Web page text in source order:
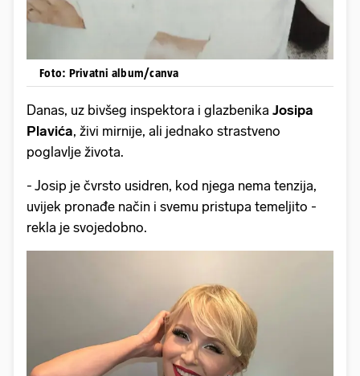
Foto: Privatni album/canva
Danas, uz bivšeg inspektora i glazbenika Josipa
Plavića, živi mirnije, ali jednako strastveno
poglavlje života.
- Josip je čvrsto usidren, kod njega nema tenzija,
uvijek pronađe način i svemu pristupa temeljito -
rekla je svojedobno.